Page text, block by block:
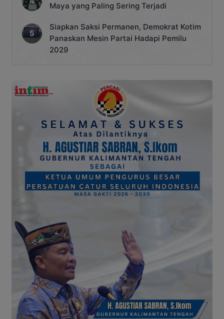
Maya yang Paling Sering Terjadi
Siapkan Saksi Permanen, Demokrat Kotim
Panaskan Mesin Partai Hadapi Pemilu
2029